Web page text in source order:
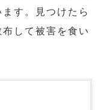
す。見つけたら
して被害を食い